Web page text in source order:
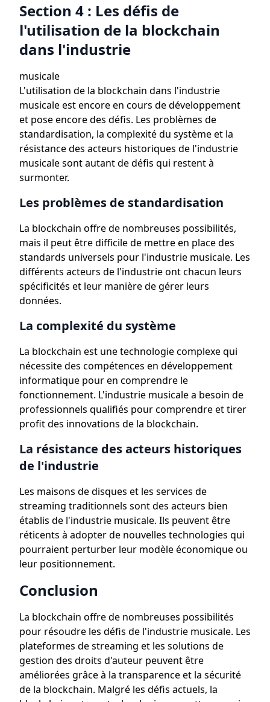
Section 4 : Les défis de
l'utilisation de la blockchain
dans l'industrie
musicale
L'utilisation de la blockchain dans l'industrie
musicale est encore en cours de développement
et pose encore des défis. Les problèmes de
standardisation, la complexité du système et la
résistance des acteurs historiques de l'industrie
musicale sont autant de défis qui restent à
surmonter.
Les problèmes de standardisation
La blockchain offre de nombreuses possibilités,
mais il peut être difficile de mettre en place des
standards universels pour l'industrie musicale. Les
différents acteurs de l'industrie ont chacun leurs
spécificités et leur manière de gérer leurs
données.
La complexité du système
La blockchain est une technologie complexe qui
nécessite des compétences en développement
informatique pour en comprendre le
fonctionnement. L'industrie musicale a besoin de
professionnels qualifiés pour comprendre et tirer
profit des innovations de la blockchain.
La résistance des acteurs historiques
de l'industrie
Les maisons de disques et les services de
streaming traditionnels sont des acteurs bien
établis de l'industrie musicale. Ils peuvent être
réticents à adopter de nouvelles technologies qui
pourraient perturber leur modèle économique ou
leur positionnement.
Conclusion
La blockchain offre de nombreuses possibilités
pour résoudre les défis de l'industrie musicale. Les
plateformes de streaming et les solutions de
gestion des droits d'auteur peuvent être
améliorées grâce à la transparence et la sécurité
de la blockchain. Malgré les défis actuels, la